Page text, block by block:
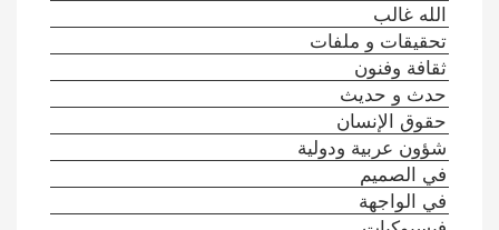
الله غالب
تحقيقات و ملفات
ثقافة وفنون
حدث و حديث
حقوق الإنسان
شؤون عربية ودولية
في الصميم
في الواجهة